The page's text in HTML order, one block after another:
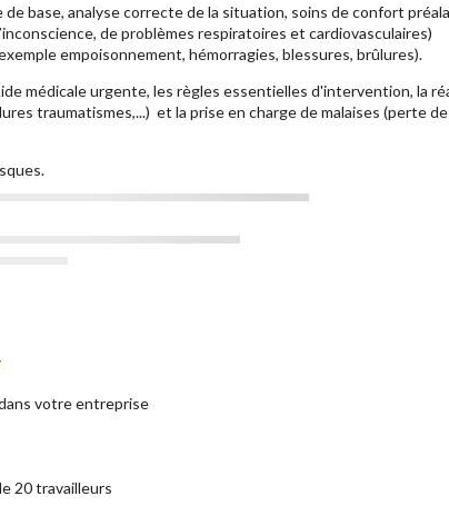
base, analyse correcte de la situation, soins de confort
de problèmes respiratoires et cardiovasculaires)
empoisonnement, hémorragies, blessures, brûlures).
médicale urgente, les règles essentielles d'intervention, la
traumatismes,...) et la prise en charge de malaises (perte
votre entreprise
20 travailleurs